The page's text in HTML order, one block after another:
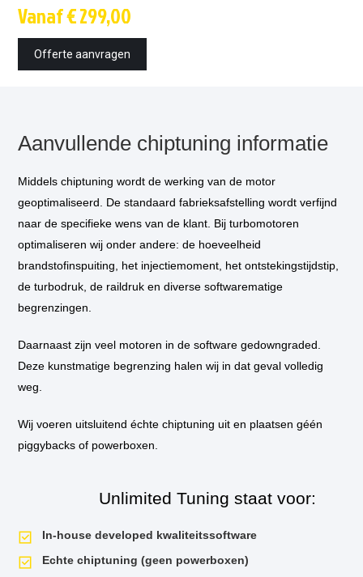
Montage tijd
* Als u kiest voor inbouw op locatie, dan komt één van onze technicus
bij u thuis of op het werk langs om de tuning in te bouwen.
** Standaard wordt de auto niet op de vermogenstestbank geplaatst
tijdens de tuningssessie, tenzij hier aanleiding voor is. Als u een
vermogensrun wilt op onze dyno van voor de tuning en daarna, dan is dit
Vanaf € 299,00
Offerte aanvragen
Aanvullende chiptuning informatie
Middels chiptuning wordt de werking van de motor
geoptimaliseerd. De standaard fabrieksafstelling wordt verfijnd
naar de specifieke wens van de klant. Bij turbomotoren
optimaliseren wij onder andere: de hoeveelheid
brandstofinspuiting, het injectiemoment, het ontstekingstijdstip,
de turbodruk, de raildruk en diverse softwarematige
begrenzingen.
Daarnaast zijn veel motoren in de software gedowngraded.
Deze kunstmatige begrenzing halen wij in dat geval volledig
weg.
Wij voeren uitsluitend échte chiptuning uit en plaatsen géén
piggybacks of powerboxen.
Unlimited Tuning staat voor:
In-house developed kwaliteitssoftware
Echte chiptuning (geen powerboxen)